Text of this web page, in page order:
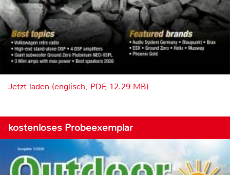
Jetzt laden (englisch, PDF, 12.29 MB)
kostenloses Probeexemplar